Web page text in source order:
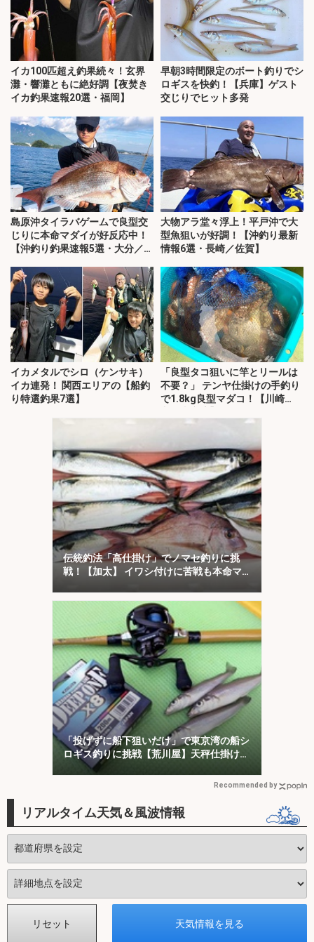
イカ100匹超え釣果続々！玄界
灘・響灘ともに絶好調【夜焚き
イカ釣果速報20選・福岡】
早朝3時間限定のボート釣りでシ
ロギスを快釣！【兵庫】ゲスト
交じりでヒット多発
島原沖タイラバゲームで良型交
じりに本命マダイが好反応中！
【沖釣り釣果速報5選・大分／熊
大物アラ堂々浮上！平戸沖で大
型魚狙いが好調！【沖釣り最新
情報6選・長崎／佐賀】
イカメタルでシロ（ケンサキ）
イカ連発！ 関西エリアの【船釣
り特選釣果7選】
「良型タコ狙いに竿とリールは
不要？」 テンヤ仕掛けの手釣り
で1.8kg良型マダコ！【川崎
伝統釣法「高仕掛け」でノマセ釣りに挑
戦！【加太】 イワシ付けに苦戦も本命マ
「投げずに船下狙いだけ」で東京湾の船シ
ロギス釣りに挑戦【荒川屋】天秤仕掛けで
キス約70匹！
Recommended by
リアルタイム天気＆風波情報